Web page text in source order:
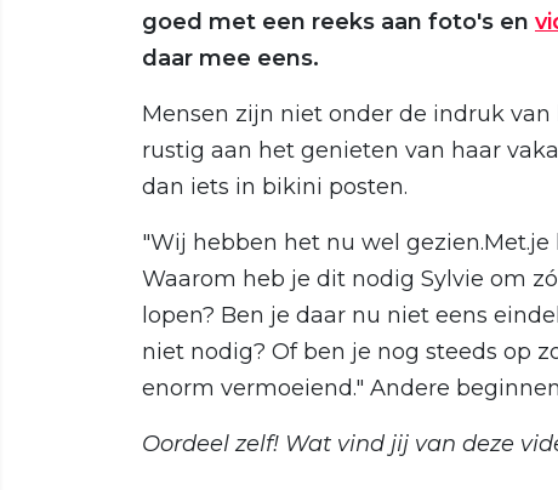
goed met een reeks aan foto's en
daar mee eens.
Mensen zijn niet onder de indruk
rustig aan het genieten van haar
dan iets in bikini posten.
"Wij hebben het nu wel
Waarom heb je dit nodig Sylvie om
lopen? Ben je daar nu niet eens
niet nodig? Of ben je nog steeds op
enorm vermoeiend." Andere
Oordeel zelf! Wat vind jij van deze